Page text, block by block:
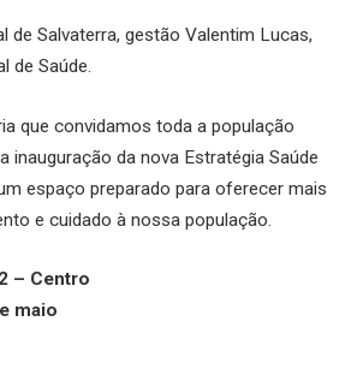
de Salvaterra, gestão Valentim Lucas,
de Saúde.
que convidamos toda a população
inauguração da nova Estratégia Saúde
espaço preparado para oferecer mais
e cuidado à nossa população.
– Centro
maio